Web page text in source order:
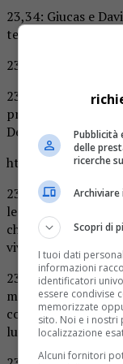
23,34: Giucas e
televoto. Giucas
23,27: pubblicità
23,21: Giucas è la
prendono cura di
Delia
https://
23,11: Valeria
le manca
che è dentro la
vivere questa
23,06: Manila
mostrato un rvm in
commuove
luce
Pubblicità
delle
ricerche
Scopri di
I tuoi dati
informazioni
identificatori
essere condivise
memorizzate
sito. Noi e i
localizzazione
Alcuni fornitori